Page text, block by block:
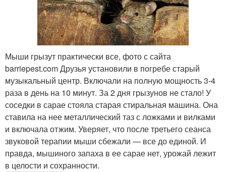
Мыши грызут практически все, фото с сайта
barriepest.com Друзья установили в погребе старый
музыкальный центр. Включали на полную мощность 3-4
раза в день на 10 минут. За 2 дня грызунов не стало! У
соседки в сарае стояла старая стиральная машина. Она
ставила на нее металлический таз с ложками и вилками
и включала отжим. Уверяет, что после третьего сеанса
звуковой терапии мыши сбежали — все до единой. И
правда, мышиного запаха в ее сарае нет, урожай лежит
в целости и сохранности.